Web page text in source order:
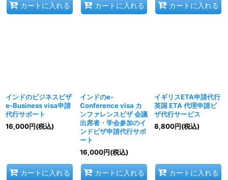
カートに入れる カートに入れる カートに入れる
インドのビジネスビザ
e-Business visa申請
代行サポート
16,000円(税込)
カートに入れる
インドのe-
Conference visa カ
ンファレンスビザ 会議
出席者・学会参加のイ
ンドビザ申請代行サポ
ート
16,000円(税込)
カートに入れる
イギリスETA申請代行
英国 ETA 代理申請ビ
ザ代行サービス
8,800円(税込)
カートに入れる